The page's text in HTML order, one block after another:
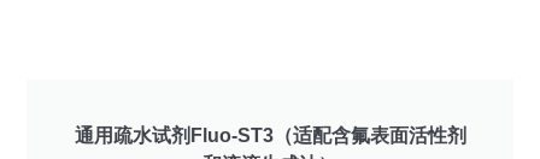
通用疏水试剂Fluo-ST3（适配含氟表面活性剂